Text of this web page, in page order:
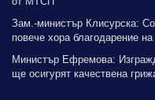
Зам.-министър Клисурска:
повече хора благодарение
Министър Ефремова:
ще осигурят качествена